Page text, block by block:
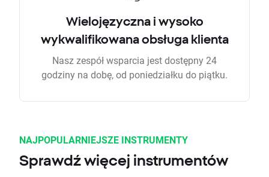
Wielojęzyczna i wysoko
wykwalifikowana obsługa klienta
Nasz zespół wsparcia jest dostępny 24
godziny na dobę, od poniedziałku do piątku.
NAJPOPULARNIEJSZE INSTRUMENTY
Sprawdź więcej instrumentów